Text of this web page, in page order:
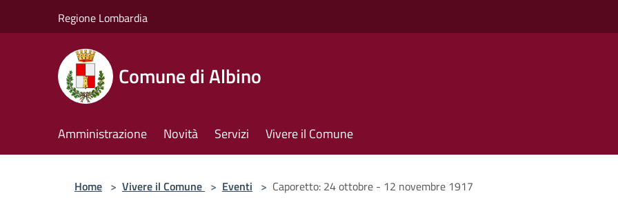
Regione Lombardia
Comune di Albino
Amministrazione Novità Servizi Vivere il Comune
Home > Vivere il Comune > Eventi > Caporetto: 24 ottobre - 12 novembre 1917